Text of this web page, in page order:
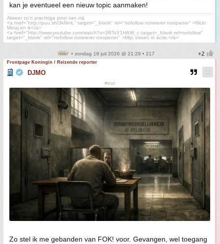
kan je eventueel een nieuw topic aanmaken!
Alweer zo'n prachtige post van mij.
<a href="http://puu.sh/3kNmL" target="_blank" rel="nofollow norererer noopener" >Nicki
Minaj en ik</a>
<a href="http://www.youtube.com/watch?v=3BTsY1HAW_c target=_blank rel=nofollow"
target="_blank" rel="nofollow norererer noopener" >Mijn vissen in actie.</a>
• zondag 19 juli 2026 @ 21:29 • 217
Frontpage Koningin / Reizende reporter
DJMO
#trut
Zo stel ik me gebanden van FOK! voor. Gevangen, wel toegang